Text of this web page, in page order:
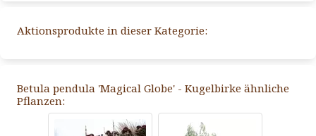
Aktionsprodukte in dieser Kategorie:
Betula pendula 'Magical Globe' - Kugelbirke ähnliche
Pflanzen: